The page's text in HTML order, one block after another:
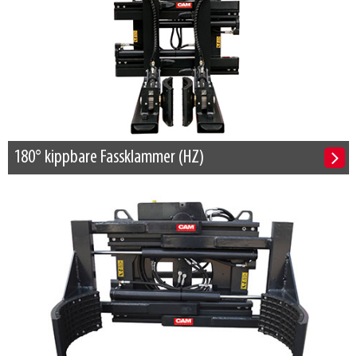
180° kippbare Fassklammer (HZ)